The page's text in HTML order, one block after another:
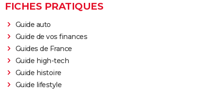
FICHES PRATIQUES
Guide auto
Guide de vos finances
Guides de France
Guide high-tech
Guide histoire
Guide lifestyle